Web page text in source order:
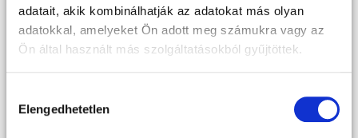
adatait, akik kombinálhatják az adatokat más olyan
adatokkal, amelyeket Ön adott meg számukra vagy az
Ön által használt más szolgáltatásokból gyűjtöttek.
kiválasztása
Elengedhetetlen